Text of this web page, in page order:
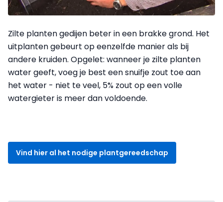
Zilte planten gedijen beter in een brakke grond. Het
uitplanten gebeurt op eenzelfde manier als bij
andere kruiden. Opgelet: wanneer je zilte planten
water geeft, voeg je best een snuifje zout toe aan
het water - niet te veel, 5% zout op een volle
watergieter is meer dan voldoende.
Vind hier al het nodige plantgereedschap